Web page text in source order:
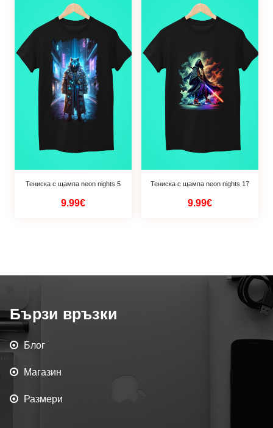
Тениска с щампа neon nights 5
9.99€
Тениска с щампа neon nights 17
9.99€
Бързи връзки
Блог
Магазин
Размери